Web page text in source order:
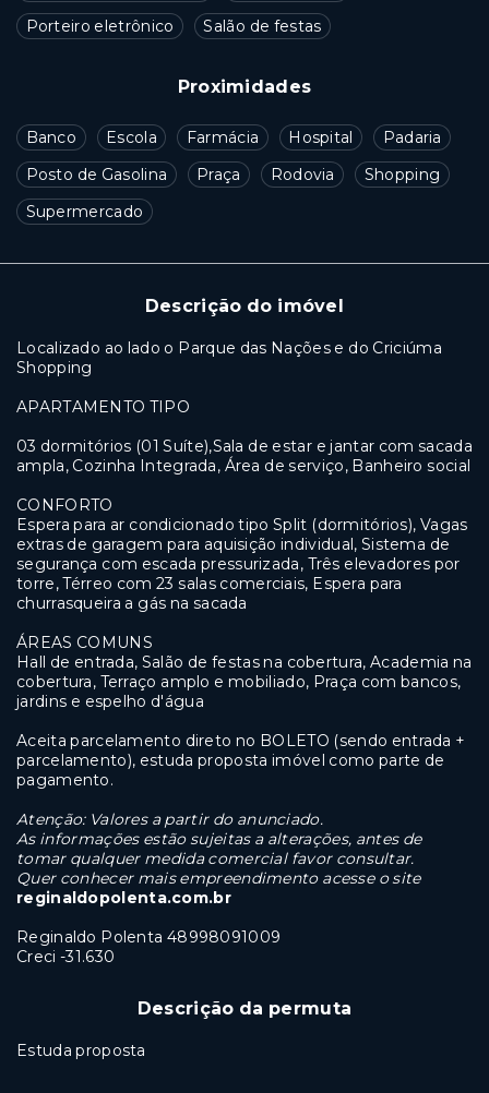
Porteiro eletrônico
Salão de festas
Proximidades
Banco Escola Farmácia Hospital
Padaria
Posto de Gasolina
Praça Rodovia
Shopping
Supermercado
Descrição do imóvel
Localizado ao lado o Parque das Nações e do Criciúma
Shopping
APARTAMENTO TIPO
03 dormitórios (01 Suíte),Sala de estar e jantar com sacada
ampla, Cozinha Integrada, Área de serviço, Banheiro social
CONFORTO
Espera para ar condicionado tipo Split (dormitórios), Vagas
extras de garagem para aquisição individual, Sistema de
segurança com escada pressurizada, Três elevadores por
torre, Térreo com 23 salas comerciais, Espera para
churrasqueira a gás na sacada
ÁREAS COMUNS
Hall de entrada, Salão de festas na cobertura, Academia na
cobertura, Terraço amplo e mobiliado, Praça com bancos,
jardins e espelho d'água
Aceita parcelamento direto no BOLETO (sendo entrada +
parcelamento), estuda proposta imóvel como parte de
pagamento.
Atenção: Valores a partir do anunciado.
As informações estão sujeitas a alterações, antes de
tomar qualquer medida comercial favor consultar.
Quer conhecer mais empreendimento acesse o site
reginaldopolenta.com.br
Reginaldo Polenta 48998091009
Creci -31.630
Descrição da permuta
Estuda proposta